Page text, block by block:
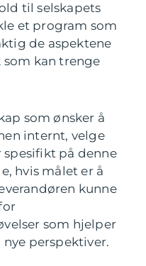
til selskapets
et program som
de aspektene
kan trenge
som ønsker å
internt, velge
på denne
hvis målet er å
kunne
som hjelper
perspektiver.